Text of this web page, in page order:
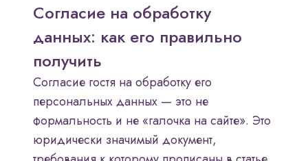
Согласие на обработку
данных: как его правильно
получить
Согласие гостя на обработку его
персональных данных — это не
формальность и не «галочка на сайте». Это
юридически значимый документ,